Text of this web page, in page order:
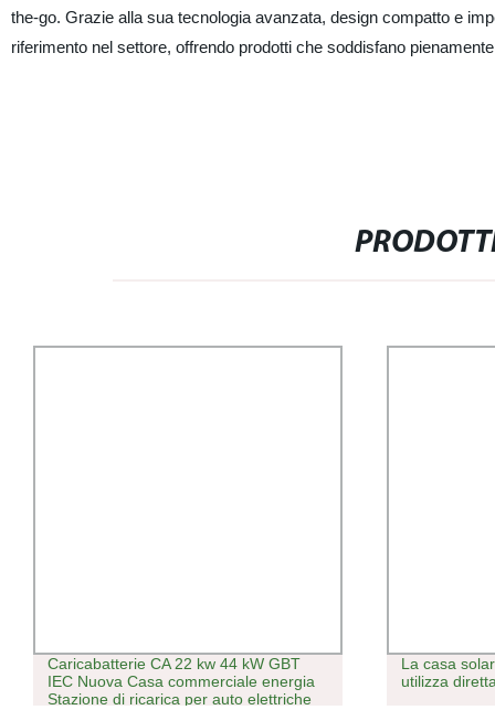
the-go. Grazie alla sua tecnologia avanzata, design compatto e
riferimento nel settore, offrendo prodotti che soddisfano
Caricabatterie CA 22 kw 44 kW GBT
IEC Nuova Casa commerciale energia
Stazione di ricarica per auto elettriche
La casa
utilizza